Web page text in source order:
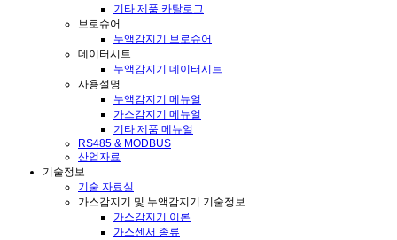
기타 제품 카탈로그
브로슈어
누액감지기 브로슈어
데이터시트
누액감지기 데이터시트
사용설명
누액감지기 메뉴얼
가스감지기 메뉴얼
기타 제품 메뉴얼
RS485 & MODBUS
산업자료
기술정보
기술 자료실
가스감지기 및 누액감지기 기술정보
가스감지기 이론
가스센서 종류